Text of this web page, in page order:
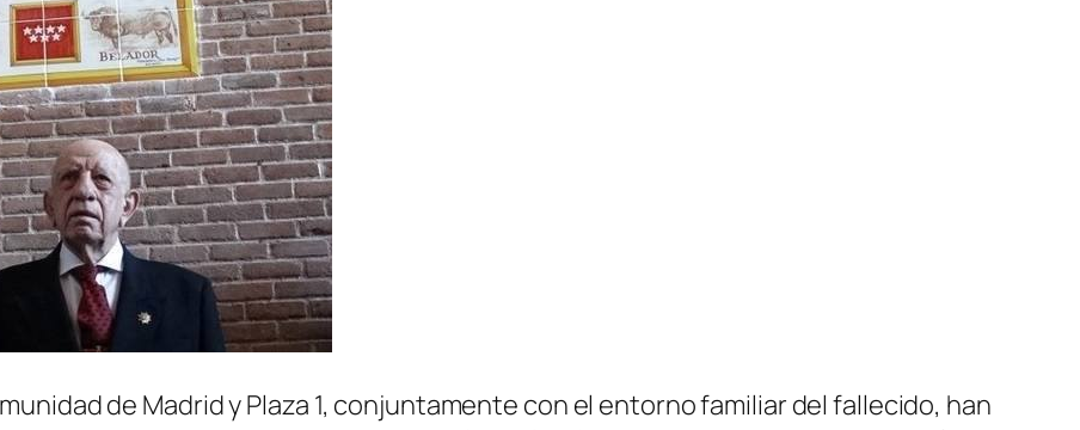
de Madrid y Plaza 1, conjuntamente con el entorno familiar del fallecido, han